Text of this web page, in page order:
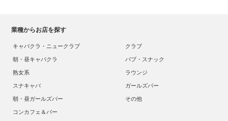
業種からお店を探す
キャバクラ・ニュークラブ
クラブ
朝・昼キャバクラ
パブ・スナック
熟女系
ラウンジ
スナキャバ
ガールズバー
朝・昼ガールズバー
その他
コンカフェ＆バー